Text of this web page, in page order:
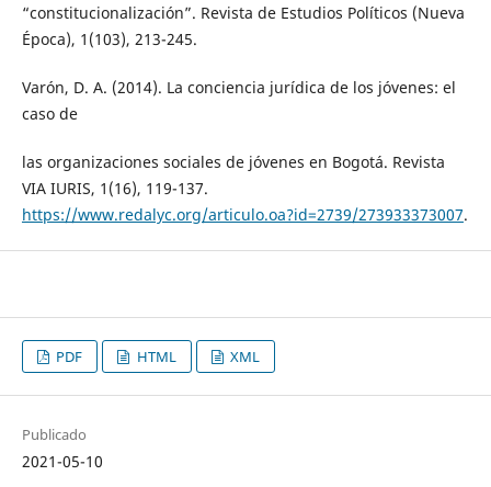
“constitucionalización”. Revista de Estudios Políticos (Nueva
Época), 1(103), 213-245.
Varón, D. A. (2014). La conciencia jurídica de los jóvenes: el
caso de
las organizaciones sociales de jóvenes en Bogotá. Revista
VIA IURIS, 1(16), 119-137.
https://www.redalyc.org/articulo.oa?id=2739/273933373007.
PDF HTML XML
Publicado
2021-05-10